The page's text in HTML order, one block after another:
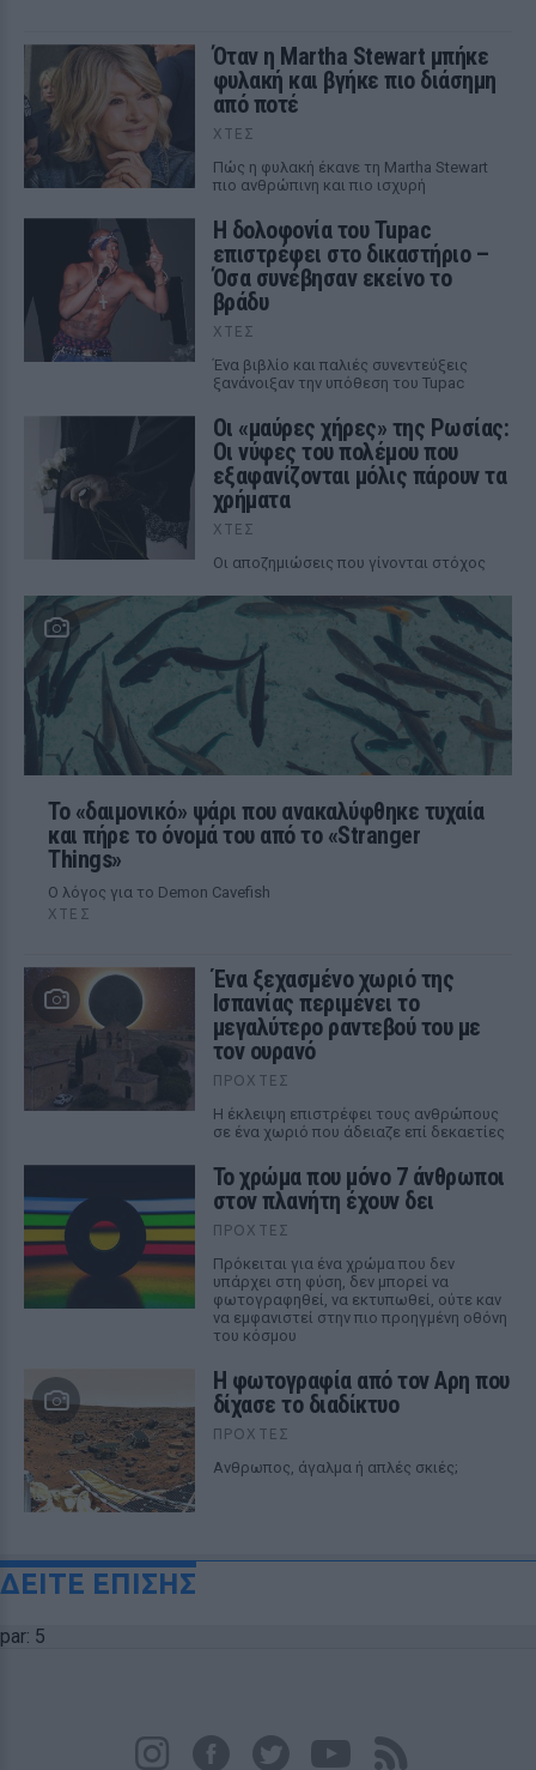
Όταν η Martha Stewart μπήκε
φυλακή και βγήκε πιο διάσημη
από ποτέ
ΧΤΕΣ
Πώς η φυλακή έκανε τη Martha Stewart
πιο ανθρώπινη και πιο ισχυρή
Η δολοφονία του Tupac
επιστρέφει στο δικαστήριο –
Όσα συνέβησαν εκείνο το
βράδυ
ΧΤΕΣ
Ένα βιβλίο και παλιές συνεντεύξεις
ξανάνοιξαν την υπόθεση του Tupac
Οι «μαύρες χήρες» της Ρωσίας:
Οι νύφες του πολέμου που
εξαφανίζονται μόλις πάρουν τα
χρήματα
ΧΤΕΣ
Οι αποζημιώσεις που γίνονται στόχος
Το «δαιμονικό» ψάρι που ανακαλύφθηκε τυχαία
και πήρε το όνομά του από το «Stranger
Things»
Ο λόγος για το Demon Cavefish
ΧΤΕΣ
Ένα ξεχασμένο χωριό της
Ισπανίας περιμένει το
μεγαλύτερο ραντεβού του με
τον ουρανό
ΠΡΟΧΤΈΣ
Η έκλειψη επιστρέφει τους ανθρώπους
σε ένα χωριό που άδειαζε επί δεκαετίες
Το χρώμα που μόνο 7 άνθρωποι
στον πλανήτη έχουν δει
ΠΡΟΧΤΈΣ
Πρόκειται για ένα χρώμα που δεν
υπάρχει στη φύση, δεν μπορεί να
φωτογραφηθεί, να εκτυπωθεί, ούτε καν
να εμφανιστεί στην πιο προηγμένη οθόνη
του κόσμου
Η φωτογραφία από τον Αρη που
δίχασε το διαδίκτυο
ΠΡΟΧΤΈΣ
Ανθρωπος, άγαλμα ή απλές σκιές;
ΔΕΙΤΕ ΕΠΙΣΗΣ
par: 5